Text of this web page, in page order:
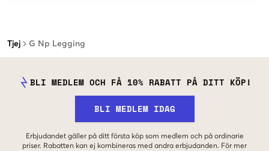
Tjej G Np Legging
BLI MEDLEM OCH FÅ 10% RABATT PÅ DITT KÖP!
BLI MEDLEM IDAG
Erbjudandet gäller på ditt första köp som medlem och på ordinarie
priser. Rabatten kan ej kombineras med andra erbjudanden. För mer